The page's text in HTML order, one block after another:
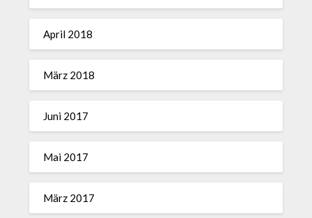
April 2018
März 2018
Juni 2017
Mai 2017
März 2017